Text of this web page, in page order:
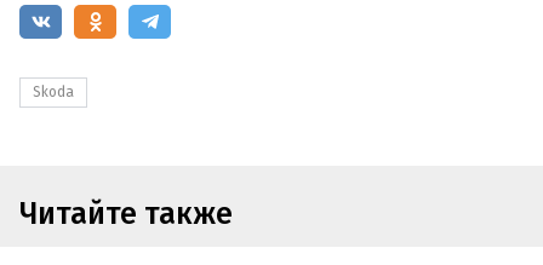
Skoda
Читайте также